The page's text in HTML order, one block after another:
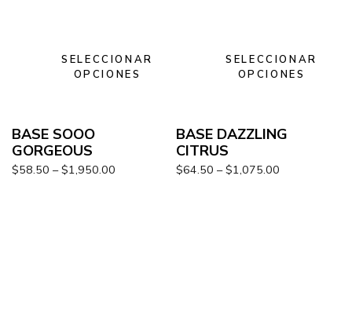
SELECCIONAR
OPCIONES
BASE SOOO
GORGEOUS
$58.50 – $1,950.00
SELECCIONAR
OPCIONES
BASE DAZZLING
CITRUS
$64.50 – $1,075.00